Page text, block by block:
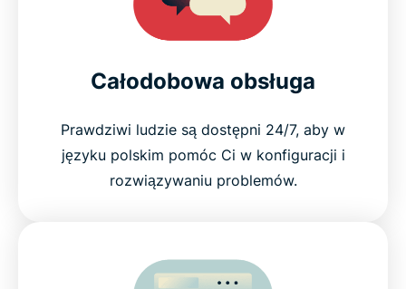
Całodobowa obsługa
Prawdziwi ludzie są dostępni 24/7, aby w
języku polskim pomóc Ci w konfiguracji i
rozwiązywaniu problemów.